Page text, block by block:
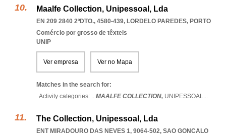
Maalfe Collection, Unipessoal, Lda
EN 209 2840 2ºDTO., 4580-439, LORDELO PAREDES, PORTO
Comércio por grosso de têxteis
UNIP
Ver empresa Ver no Mapa
Matches in the search for:
Activity categories: ...MAALFE COLLECTION, UNIPESSOAL...
The Collection, Unipessoal, Lda
ENT MIRADOURO DAS NEVES 1, 9064-502, SAO GONCALO